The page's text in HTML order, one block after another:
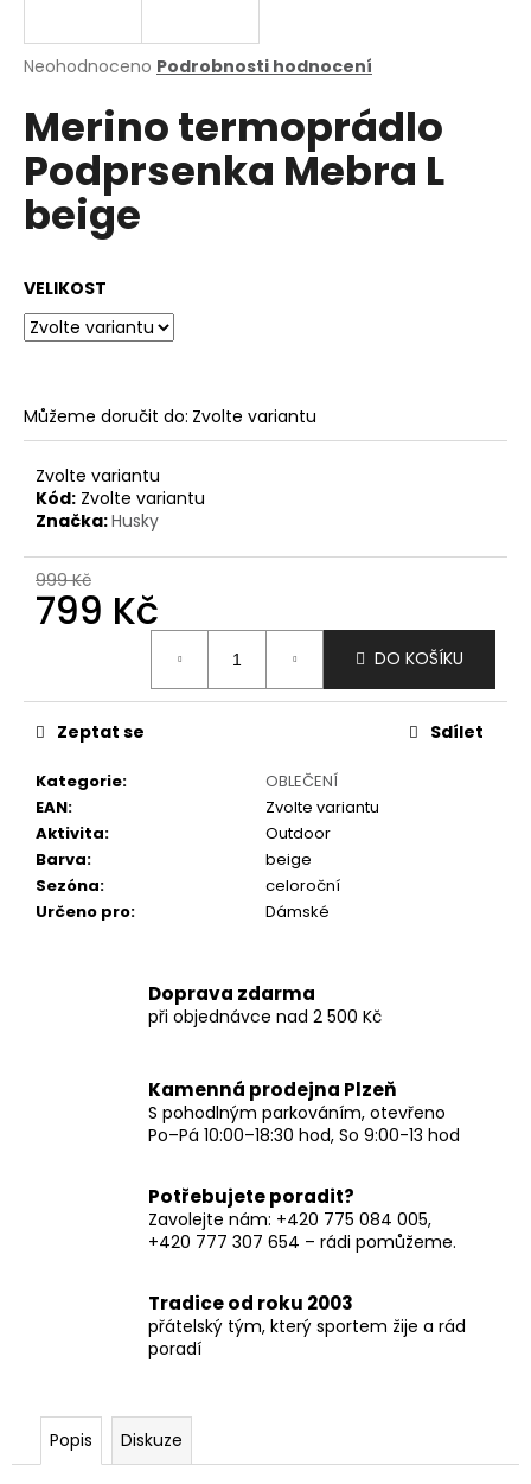
Průměrné
produktu
je
0,0
5
hvězdiček.
Neohodnoceno Podrobnosti hodnocení
Merino termoprádlo
Podprsenka Mebra L
beige
VELIKOST
Můžeme doručit do: Zvolte variantu
Zvolte variantu
Kód: Zvolte variantu
Značka:Husky
999 Kč
799 Kč
DO KOŠÍKU
Kategorie:
OBLEČENÍ
EAN:
Zvolte variantu
Aktivita:
Outdoor
Barva:
beige
Sezóna:
celoroční
Určeno pro: Dámské
Zeptat se Sdílet
Doprava zdarma
při objednávce nad 2 500 Kč
Kamenná prodejna Plzeň
S pohodlným parkováním, otevřeno
Po–Pá 10:00–18:30 hod, So 9:00-13 hod
Potřebujete poradit?
Zavolejte nám: +420 775 084 005,
+420 777 307 654 – rádi pomůžeme.
Tradice od roku 2003
přátelský tým, který sportem žije a rád
poradí
Popis Diskuze
j
t
?
o
p
u
č
u